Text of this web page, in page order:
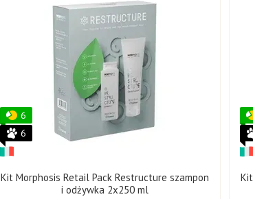
6
6
Kit Morphosis Retail Pack Restructure szampon
i odżywka 2x250 ml